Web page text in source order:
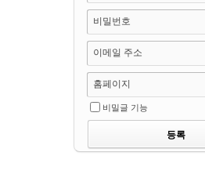
비밀번호
이메일 주소
홈페이지
비밀글 기능